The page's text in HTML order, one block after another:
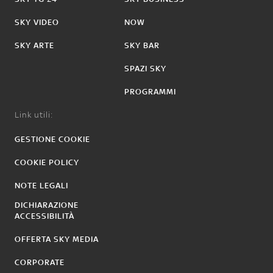
SKY VIDEO
SKY ARTE
NOW
SKY BAR
SPAZI SKY
PROGRAMMI
Link utili:
GESTIONE COOKIE
COOKIE POLICY
NOTE LEGALI
DICHIARAZIONE
ACCESSIBILITÀ
OFFERTA SKY MEDIA
CORPORATE